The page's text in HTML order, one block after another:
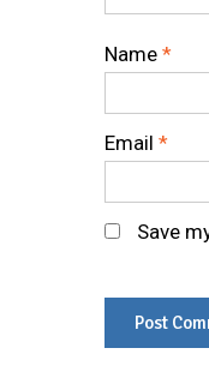
Name *
Email *
Save